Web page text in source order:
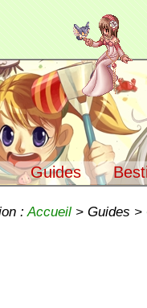
Guides
:Accueil > Guides >